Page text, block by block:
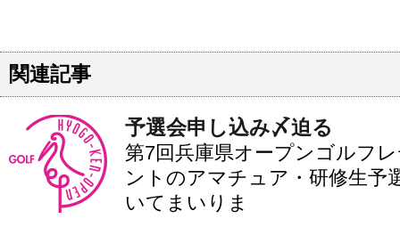
関連記事
予選会申し込み〆迫る
第7回兵庫県オープンゴルフ
ントのアマチュア・研修生予
いてまいりま